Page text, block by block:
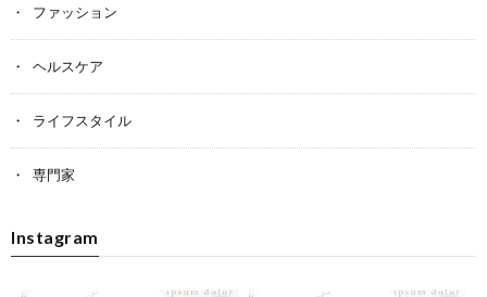
ファッション
ヘルスケア
ライフスタイル
専門家
Instagram